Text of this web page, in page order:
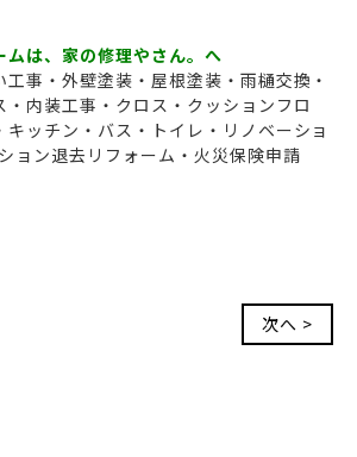
ムは、家の修理やさん。へ
事・外壁塗装・屋根塗装・雨樋交換・
・内装工事・クロス・クッションフロ
キッチン・バス・トイレ・リノベーショ
ョン退去リフォーム・火災保険申請
次へ >